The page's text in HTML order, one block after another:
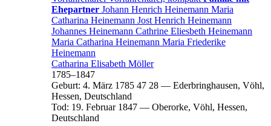
Ehepartner Johann Henrich Heinemann Maria
Catharina Heinemann Jost Henrich Heinemann
Johannes Heinemann Cathrine Eliesbeth Heinemann
Maria Catharina Heinemann Maria Friederike
Heinemann
Catharina Elisabeth Möller
1785–1847
Geburt: 4. März 1785 47 28 — Ederbringhausen, Vöhl,
Hessen, Deutschland
Tod: 19. Februar 1847 — Oberorke, Vöhl, Hessen,
Deutschland